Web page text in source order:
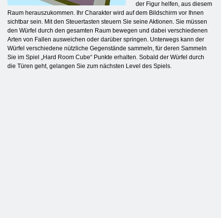
der Figur helfen, aus diesem
Raum herauszukommen. Ihr Charakter wird auf dem Bildschirm vor Ihnen
sichtbar sein. Mit den Steuertasten steuern Sie seine Aktionen. Sie müssen
den Würfel durch den gesamten Raum bewegen und dabei verschiedenen
Arten von Fallen ausweichen oder darüber springen. Unterwegs kann der
Würfel verschiedene nützliche Gegenstände sammeln, für deren Sammeln
Sie im Spiel „Hard Room Cube“ Punkte erhalten. Sobald der Würfel durch
die Türen geht, gelangen Sie zum nächsten Level des Spiels.